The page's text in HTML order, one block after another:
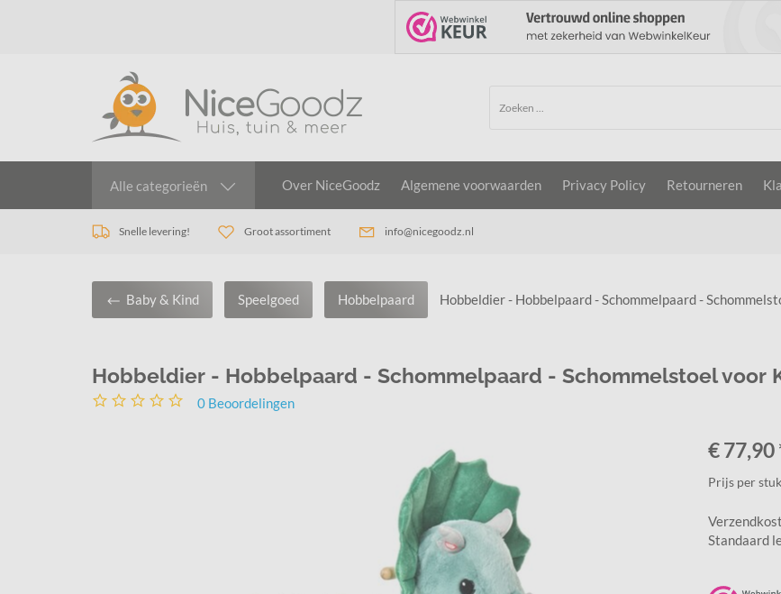
Alle categorieën Over NiceGoodz Algemene voorwaarden Privacy Policy Retourneren
Snelle levering! Groot assortiment info@nicegoodz.nl
Baby & Kind Speelgoed Hobbelpaard Hobbeldier - Hobbelpaard - Schommelpaard -
Hobbeldier - Hobbelpaard - Schommelpaard - Schommelstoel voor
0 Beoordelingen
€77,90
Prijs per stuk
Standaard